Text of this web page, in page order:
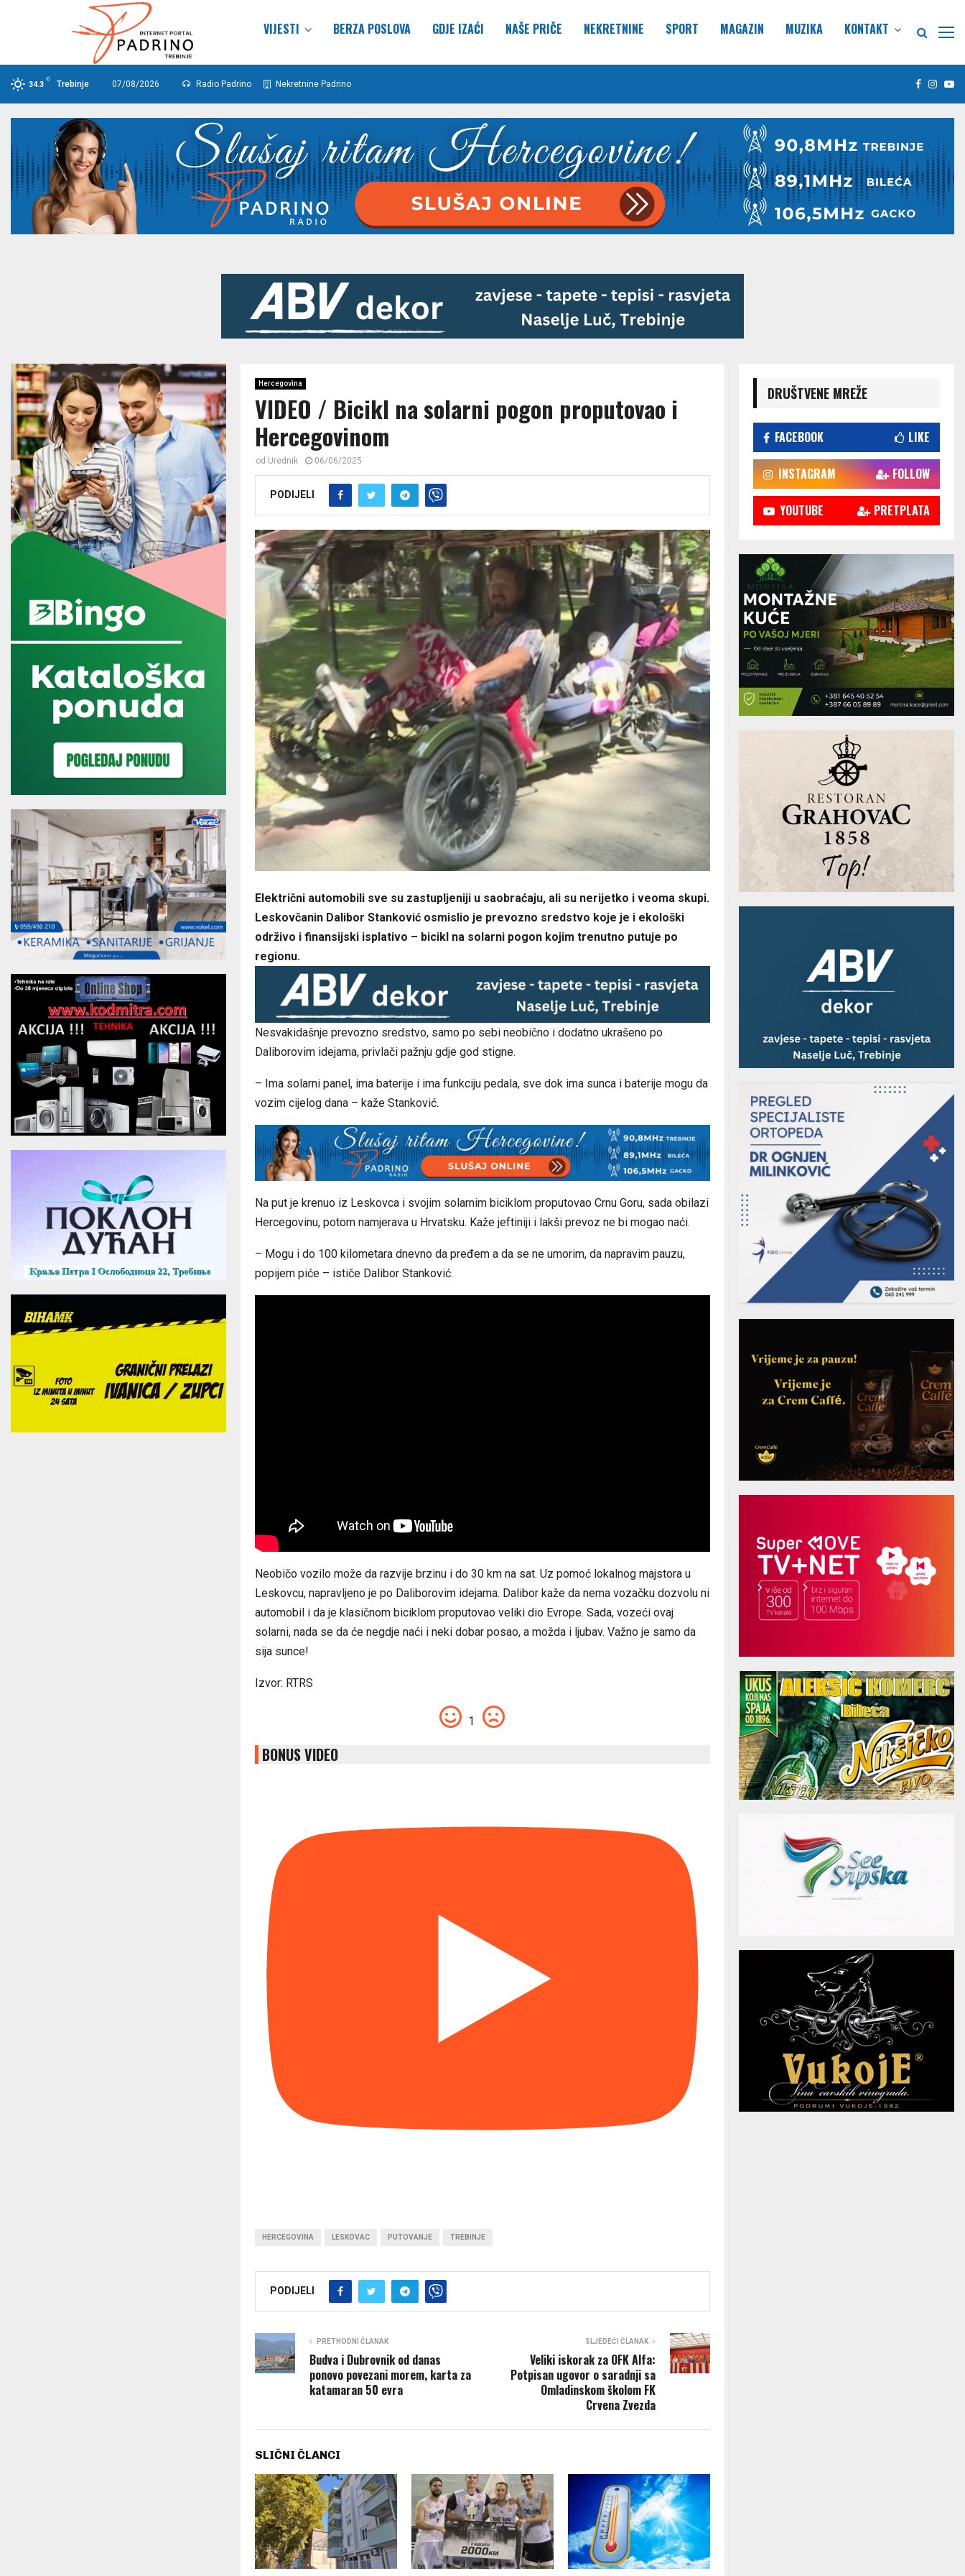
VIJESTI BERZA POSLOVA GDJE IZAĆI NAŠE PRIČE NEKRETNINE SPORT MAGAZIN MUZIKA KONTAKT
34.3
C
Trebinje 07/08/2026 Radio Padrino Nekretnine Padrino Facebook
Hercegovina
VIDEO / Bicikl na solarni pogon proputovao i
Hercegovinom
od Urednik 06/06/2025
PODIJELI
Električni automobili sve su zastupljeniji u saobraćaju, ali su nerijetko i veoma skupi.
Leskovčanin Dalibor Stanković osmislio je prevozno sredstvo koje je i ekološki
održivo i finansijski isplativo – bicikl na solarni pogon kojim trenutno putuje po
regionu.
Nesvakidašnje prevozno sredstvo, samo po sebi neobično i dodatno ukrašeno po
Daliborovim idejama, privlači pažnju gdje god stigne.
– Ima solarni panel, ima baterije i ima funkciju pedala, sve dok ima sunca i baterije mogu da
vozim cijelog dana – kaže Stanković.
Na put je krenuo iz Leskovca i svojim solarnim biciklom proputovao Crnu Goru, sada obilazi
Hercegovinu, potom namjerava u Hrvatsku. Kaže jeftiniji i lakši prevoz ne bi mogao naći.
– Mogu i do 100 kilometara dnevno da pređem a da se ne umorim, da napravim pauzu,
popijem piće – ističe Dalibor Stanković.
Neobičo vozilo može da razvije brzinu i do 30 km na sat. Uz pomoć lokalnog majstora u
Leskovcu, napravljeno je po Daliborovim idejama. Dalibor kaže da nema vozačku dozvolu ni
automobil i da je klasičnom biciklom proputovao veliki dio Evrope. Sada, vozeći ovaj
solarni, nada se da će negdje naći i neki dobar posao, a možda i ljubav. Važno je samo da
sija sunce!
Izvor: RTRS
1
BONUS VIDEO
HERCEGOVINA LESKOVAC PUTOVANJE TREBINJE
PODIJELI
PRETHODNI ČLANAK
Budva i Dubrovnik od danas
ponovo povezani morem, karta za
katamaran 50 evra
SLJEDEĆI ČLANAK
Veliki iskorak za OFK Alfa:
Potpisan ugovor o saradnji sa
Omladinskom školom FK
Crvena Zvezda
SLIČNI ČLANCI
DRUŠTVENE MREŽE
FACEBOOK LIKE
INSTAGRAM FOLLOW
YOUTUBE PRETPLATA